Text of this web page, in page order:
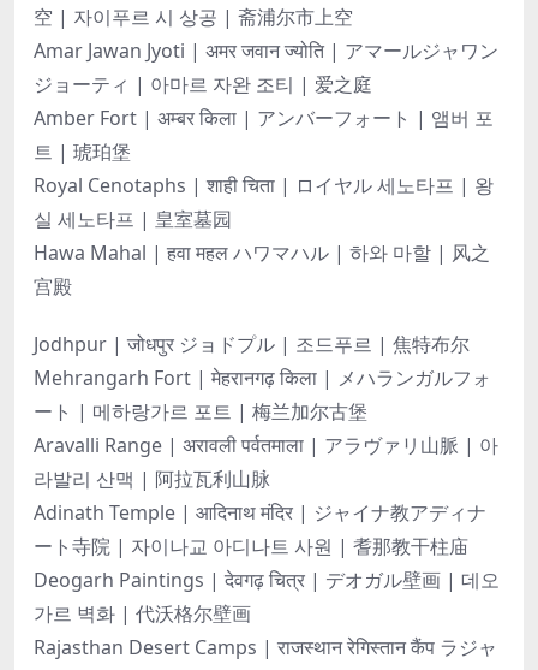
空 | 자이푸르 시 상공 | 斋浦尔市上空
Amar Jawan Jyoti | अमर जवान ज्योति | アマールジャワン
ジョーティ | 아마르 자완 조티 | 爱之庭
Amber Fort | अम्बर किला | アンバーフォート | 앰버 포
트 | 琥珀堡
Royal Cenotaphs | शाही चिता | ロイヤル 세노타프 | 왕
실 세노타프 | 皇室墓园
Hawa Mahal | हवा महल ハワマハル | 하와 마할 | 风之
宫殿
Jodhpur | जोधपुर ジョドプル | 조드푸르 | 焦特布尔
Mehrangarh Fort | मेहरानगढ़ किला | メハランガルフォ
ート | 메하랑가르 포트 | 梅兰加尔古堡
Aravalli Range | अरावली पर्वतमाला | アラヴァリ山脈 | 아
라발리 산맥 | 阿拉瓦利山脉
Adinath Temple | आदिनाथ मंदिर | ジャイナ教アディナ
ート寺院 | 자이나교 아디나트 사원 | 耆那教干柱庙
Deogarh Paintings | देवगढ़ चित्र | デオガル壁画 | 데오
가르 벽화 | 代沃格尔壁画
Rajasthan Desert Camps | राजस्थान रेगिस्तान कैंप ラジャ